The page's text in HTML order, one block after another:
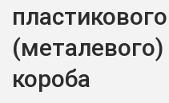
короба